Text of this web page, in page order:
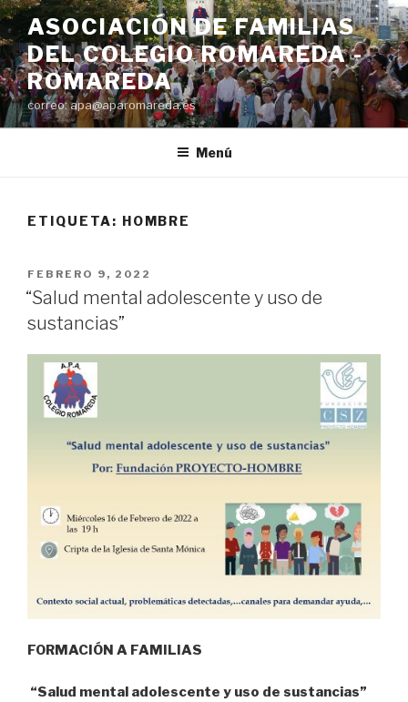
Saltar
al
contenido
ASOCIACIÓN DE FAMILIAS
DEL COLEGIO ROMAREDA -
ROMAREDA
correo: apa@aparomareda.es
Menú
ETIQUETA: HOMBRE
PUBLICADO
EL
FEBRERO 9, 2022
“Salud mental adolescente y uso de
sustancias”
FORMACIÓN A FAMILIAS
“Salud mental adolescente y uso de sustancias”